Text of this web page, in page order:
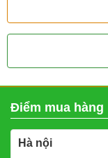
Điểm mua hàng
Hà nội